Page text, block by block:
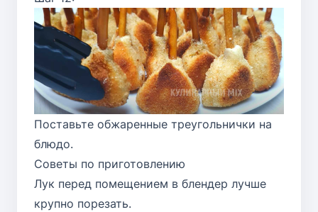
Поставьте обжаренные треугольнички на
блюдо.
Советы по приготовлению
Лук перед помещением в блендер лучше
крупно порезать.